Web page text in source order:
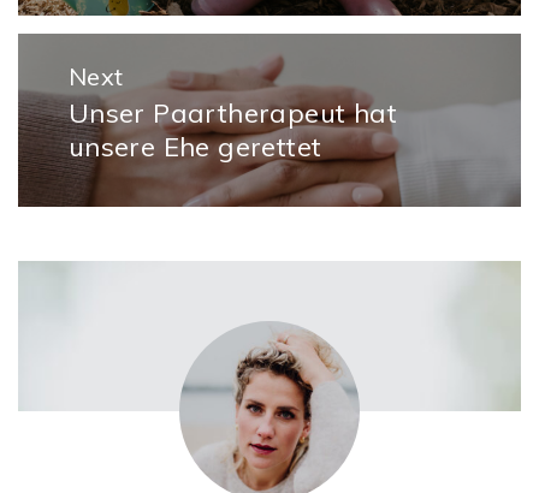
Next
Next
post:
Unser Paartherapeut hat
unsere Ehe gerettet